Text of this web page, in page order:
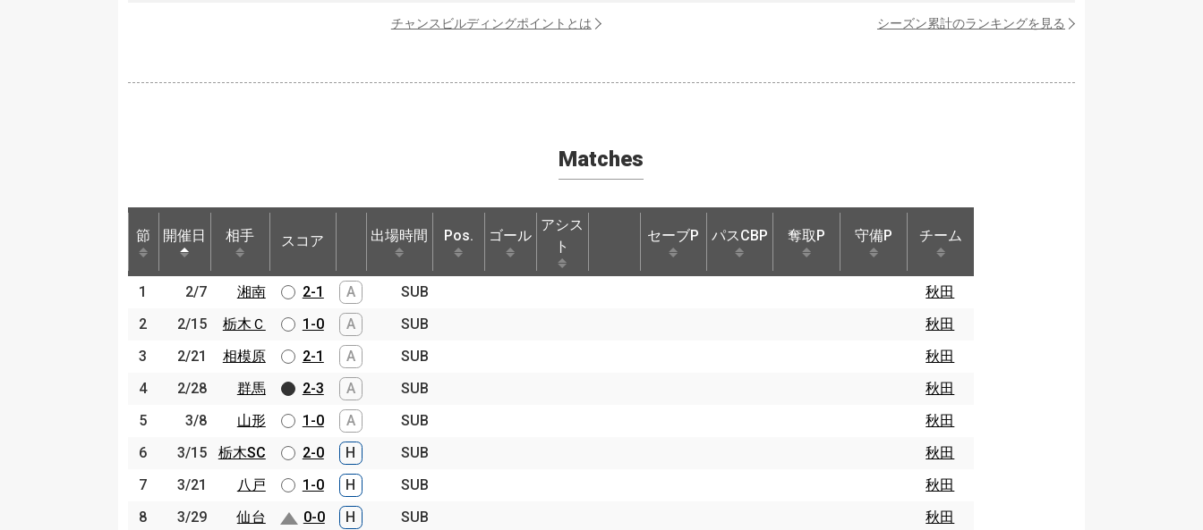
チャンスビルディングポイントとは シーズン累計のランキングを見る
Matches
節 開催日 相手 スコア 出場時間 Pos. ゴール
アシス
ト
セーブP パスCBP 奪取P 守備P チーム
節 開催日 相手 スコア 出場時間 チーム
1 2/7 湘南 2-1 A SUB
秋田
2
2/15 栃木Ｃ 1-0 A SUB
秋田
3
2/21 相模原 2-1 A SUB
秋田
4
2/28 群馬 2-3 A SUB
秋田
5
3/8 山形 1-0 A SUB
秋田
6
3/15 栃木SC 2-0 H SUB
秋田
7
3/21 八戸 1-0 H SUB
秋田
8
3/29 仙台 0-0 H SUB
秋田
節 開催日 相手
1 2/7
湘南
2
2/15
栃木Ｃ
3
2/21
相模原
4
2/28
群馬
5
3/8
山形
6
3/15
栃木SC
7
3/21
八戸
8
3/29
仙台